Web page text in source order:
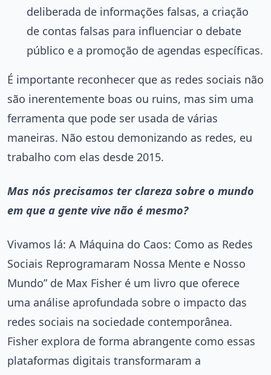
deliberada de informações falsas, a criação
de contas falsas para influenciar o debate
público e a promoção de agendas específicas.
É importante reconhecer que as redes sociais não
são inerentemente boas ou ruins, mas sim uma
ferramenta que pode ser usada de várias
maneiras. Não estou demonizando as redes, eu
trabalho com elas desde 2015.
Mas nós precisamos ter clareza sobre o mundo
em que a gente vive não é mesmo?
Vivamos lá: A Máquina do Caos: Como as Redes
Sociais Reprogramaram Nossa Mente e Nosso
Mundo” de Max Fisher é um livro que oferece
uma análise aprofundada sobre o impacto das
redes sociais na sociedade contemporânea.
Fisher explora de forma abrangente como essas
plataformas digitais transformaram a